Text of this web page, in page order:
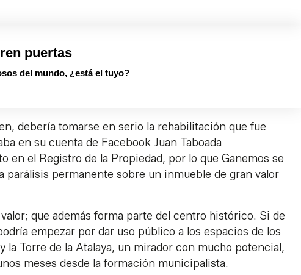
puertas
del mundo, ¿está el tuyo?
debería tomarse en serio la rehabilitación que fue
en su cuenta de Facebook Juan Taboada
en el Registro de la Propiedad, por lo que Ganemos se
parálisis permanente sobre un inmueble de gran valor
que además forma parte del centro histórico. Si de
empezar por dar uso público a los espacios de los
la Torre de la Atalaya, un mirador con mucho potencial,
meses desde la formación municipalista.